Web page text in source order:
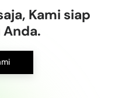
Kami siap